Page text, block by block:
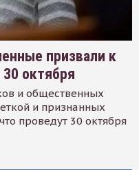
призвали к
октября
и общественных
и признанных
проведут 30 октября